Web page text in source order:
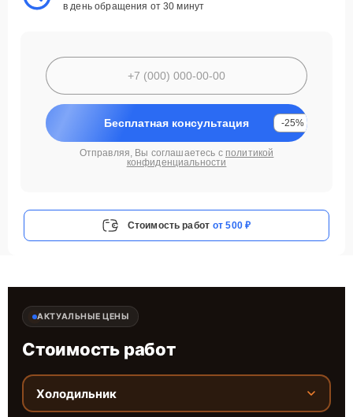
в день обращения от 30 минут
Бесплатная консультация -25%
Отправляя, Вы соглашаетесь с политикой
конфиденциальности
Стоимость работ от 500 ₽
АКТУАЛЬНЫЕ ЦЕНЫ
Стоимость работ
Холодильник